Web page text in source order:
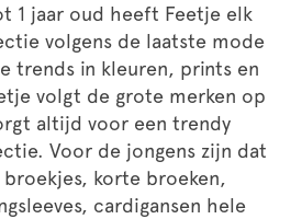
1 jaar oud heeft Feetje elk
volgens de laatste mode
trends in kleuren, prints en
volgt de grote merken op
altijd voor een trendy
Voor de jongens zijn dat
broekjes, korte broeken,
cardigansen hele